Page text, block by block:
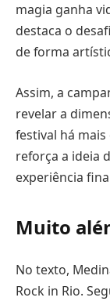
magia ganha
destaca o
de forma
Assim, a
revelar a
festival há
reforça a ideia
experiência
Muito
No texto,
Rock in Rio.